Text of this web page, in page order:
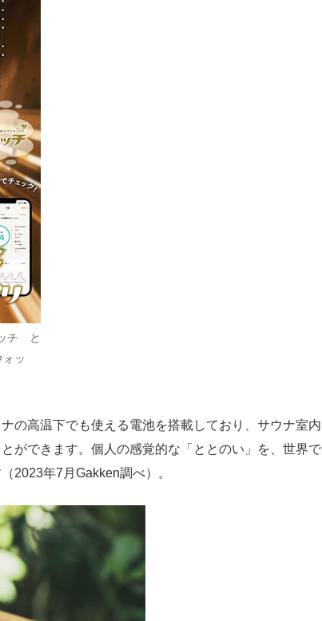
チ と
ッ
高温下でも使える電池を搭載しており、サウナ室内
ができます。個人の感覚的な「ととのい」を、世界で
2023年7月Gakken調べ）。